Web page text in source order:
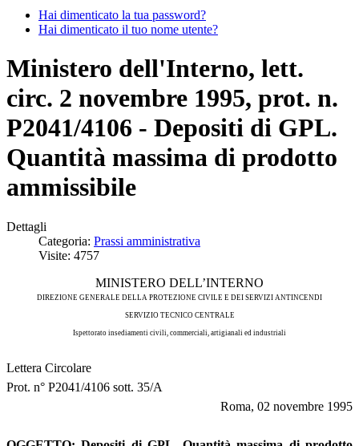
Hai dimenticato la tua password?
Hai dimenticato il tuo nome utente?
Ministero dell'Interno, lett.
circ. 2 novembre 1995, prot. n.
P2041/4106 - Depositi di GPL.
Quantità massima di prodotto
ammissibile
Dettagli
Categoria: Prassi amministrativa
Visite: 4757
MINISTERO DELL’INTERNO
DIREZIONE GENERALE DELLA PROTEZIONE CIVILE E DEI SERVIZI ANTINCENDI
SERVIZIO TECNICO CENTRALE
Ispettorato insediamenti civili, commerciali, artigianali ed industriali
Lettera Circolare
Prot. n° P2041/4106 sott. 35/A
Roma, 02 novembre 1995